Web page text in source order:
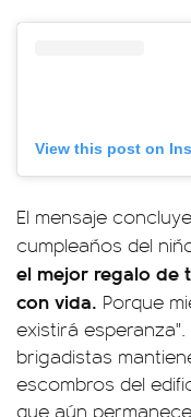
View this post on
El mensaje
cumpleaños del
el mejor regalo de
con vida. Porque
existirá
brigadistas
escombros del
que aún